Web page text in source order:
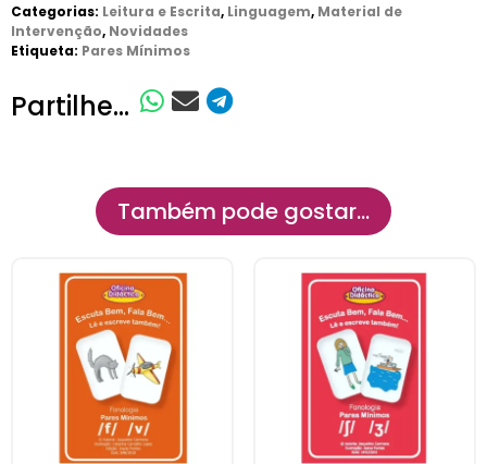
Categorias: Leitura e Escrita, Linguagem, Material de
Intervenção, Novidades
Etiqueta: Pares Mínimos
Partilhe...
Também pode gostar…